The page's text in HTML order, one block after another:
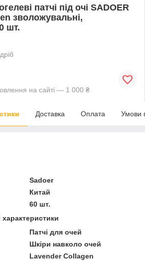
патчі під очі SADOER
зволожувальні,
шт.
на сайті — 1 000 ₴
Доставка Оплата Умови
Sadoer
Китай
60 шт.
Патчі для очей
Шкіри навколо очей
Lavender Collagen